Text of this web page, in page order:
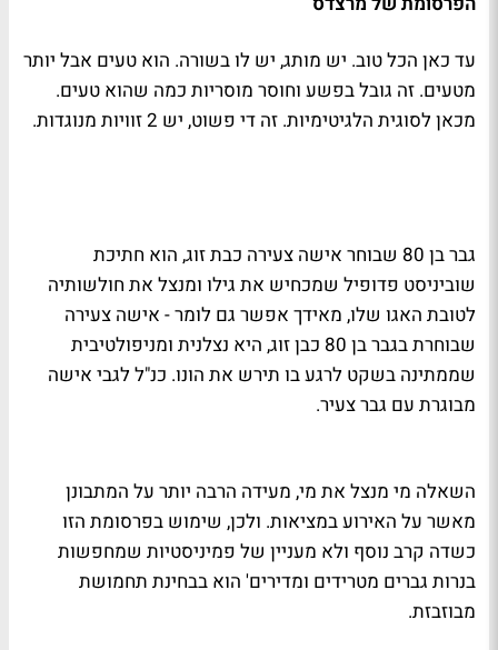
עד כאן הכל טוב. יש מותג, יש לו בשורה. הוא טעים אבל יותר
מטעים. זה גובל בפשע וחוסר מוסריות כמה שהוא טעים.
מכאן לסוגית הלגיטימיות. זה די פשוט, יש 2 זוויות מנוגדות.
גבר בן 80 שבוחר אישה צעירה כבת זוג, הוא חתיכת
שוביניסט פדופיל שמכחיש את גילו ומנצל את חולשותיה
לטובת האגו שלו, מאידך אפשר גם לומר - אישה צעירה
שבוחרת בגבר בן 80 כבן זוג, היא נצלנית ומניפולטיבית
שממתינה בשקט לרגע בו תירש את הונו. כנ"ל לגבי אישה
מבוגרת עם גבר צעיר.
השאלה מי מנצל את מי, מעידה הרבה יותר על המתבונן
מאשר על האירוע במציאות. ולכן, שימוש בפרסומת הזו
כשדה קרב נוסף ולא מעניין של פמיניסטיות שמחפשות
בנרות גברים מטרידים ומדירים' הוא בבחינת תחמושת
מבוזבזת.